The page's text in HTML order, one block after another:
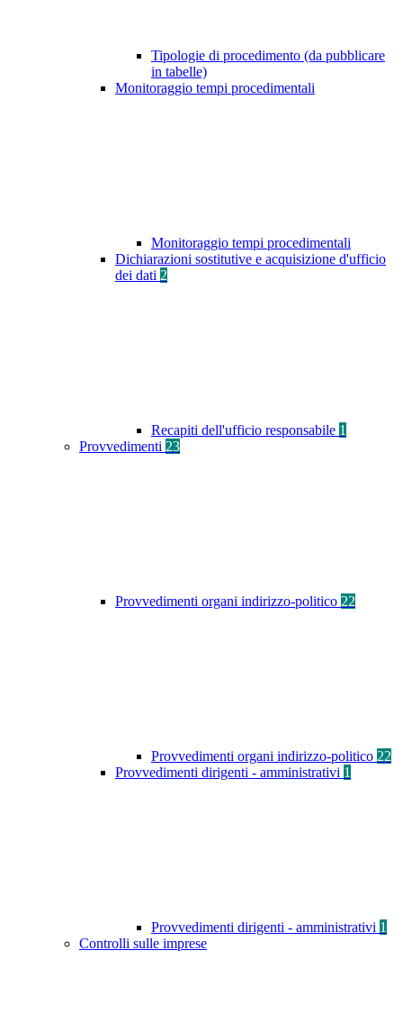
Tipologie di procedimento (da pubblicare
in tabelle)
Monitoraggio tempi procedimentali
Monitoraggio tempi procedimentali
Dichiarazioni sostitutive e acquisizione d'ufficio
dei dati 2
Recapiti dell'ufficio responsabile 1
Provvedimenti 23
Provvedimenti organi indirizzo-politico 22
Provvedimenti organi indirizzo-politico 22
Provvedimenti dirigenti - amministrativi 1
Provvedimenti dirigenti - amministrativi 1
Controlli sulle imprese